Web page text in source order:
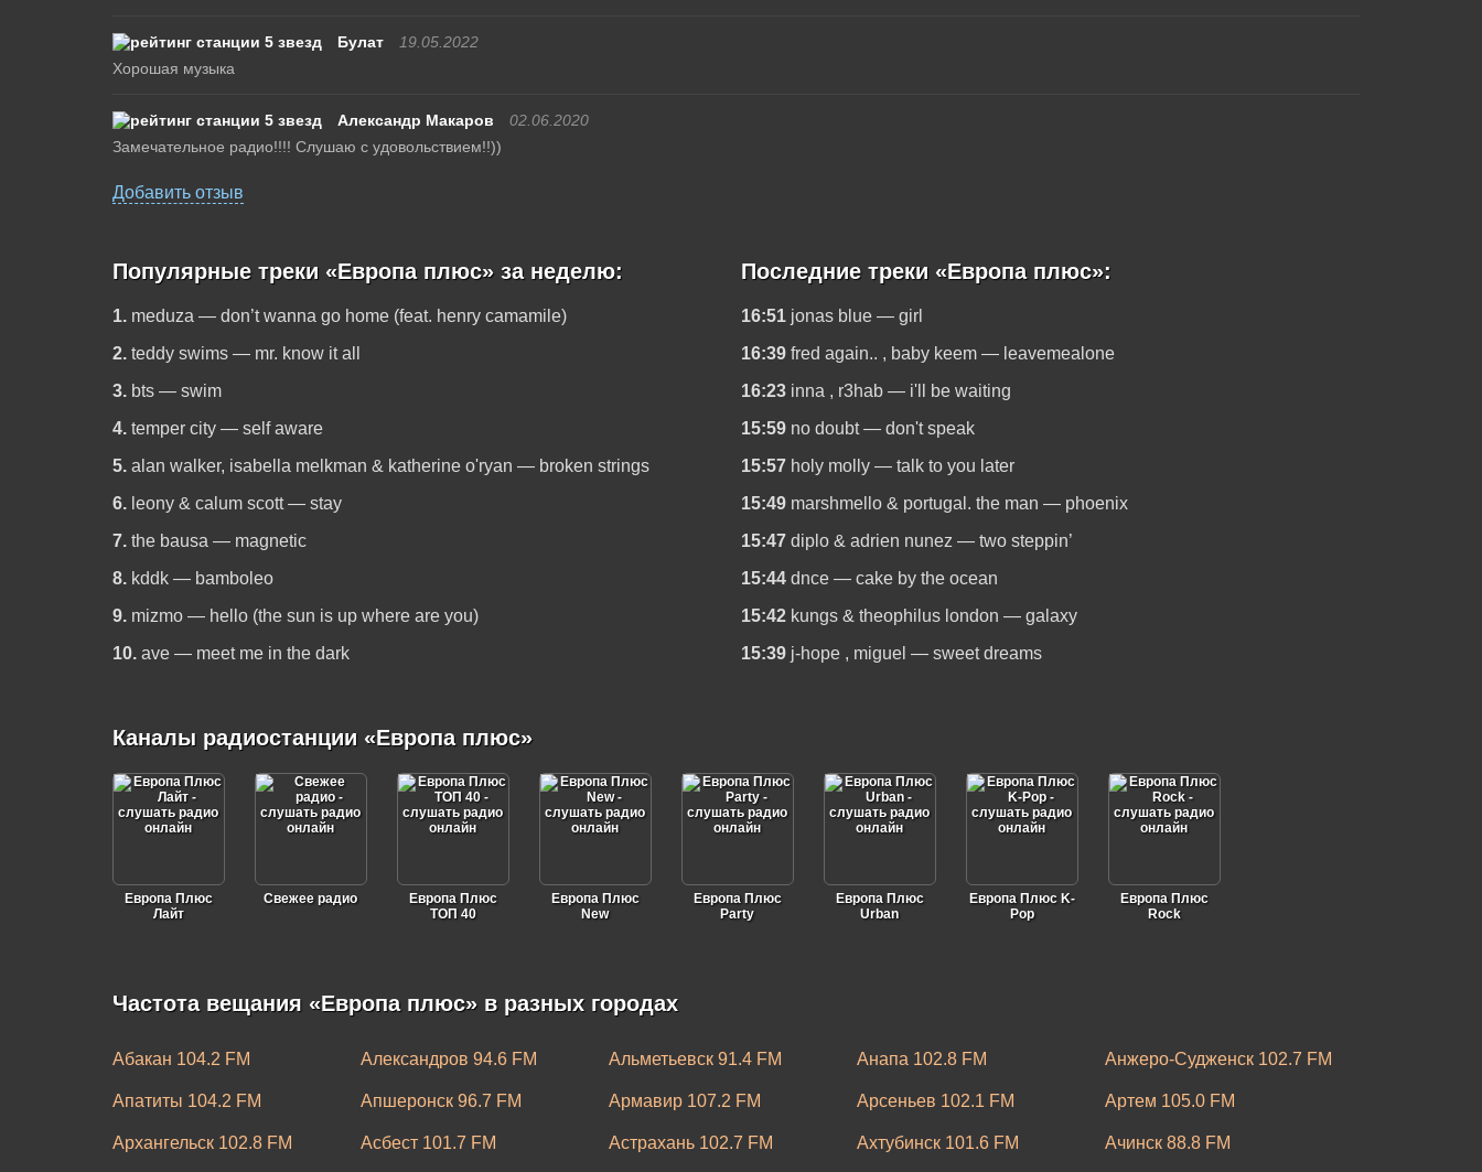
Булат
19.05.2022
Хорошая музыка
Александр Макаров
02.06.2020
Замечательное радио!!!! Слушаю с удовольствием!!))
Добавить отзыв
Популярные треки «Европа плюс» за неделю:
1. meduza — don’t wanna go home (feat. henry camamile)
2. teddy swims — mr. know it all
3. bts — swim
4. temper city — self aware
5. alan walker, isabella melkman & katherine o'ryan — broken strings
6. leony & calum scott — stay
7. the bausa — magnetic
8. kddk — bamboleo
9. mizmo — hello (the sun is up where are you)
10. ave — meet me in the dark
Последние треки «Европа плюс»:
16:51 jonas blue — girl
16:39 fred again.. , baby keem — leavemealone
16:23 inna , r3hab — i'll be waiting
15:59 no doubt — don't speak
15:57 holy molly — talk to you later
15:49 marshmello & portugal. the man — phoenix
15:47 diplo & adrien nunez — two steppin’
15:44 dnce — cake by the ocean
15:42 kungs & theophilus london — galaxy
15:39 j-hope , miguel — sweet dreams
Каналы радиостанции «Европа плюс»
Европа Плюс
Лайт
Свежее радио
Европа Плюс
ТОП 40
Европа Плюс
New
Европа Плюс
Party
Европа Плюс
Urban
Европа Плюс K-
Pop
Европа Плюс
Rock
Частота вещания «Европа плюс» в разных городах
Абакан 104.2 FM Александров 94.6 FM Альметьевск 91.4 FM Анапа 102.8 FM Анжеро-Судженск 102.7 FM
Апатиты 104.2 FM Апшеронск 96.7 FM Армавир 107.2 FM Арсеньев 102.1 FM Артем 105.0 FM
Архангельск 102.8 FM Асбест 101.7 FM Астрахань 102.7 FM Ахтубинск 101.6 FM Ачинск 88.8 FM